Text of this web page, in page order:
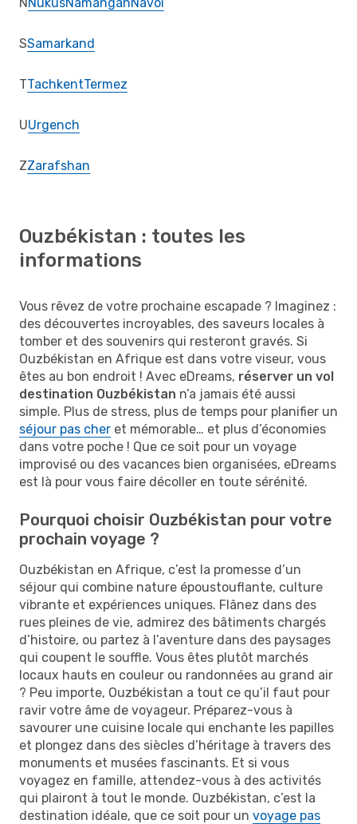
SSamarkand
TTachkentTermez
UUrgench
ZZarafshan
Ouzbékistan : toutes les
informations
Vous rêvez de votre prochaine escapade ? Imaginez :
des découvertes incroyables, des saveurs locales à
tomber et des souvenirs qui resteront gravés. Si
Ouzbékistan en Afrique est dans votre viseur, vous
êtes au bon endroit ! Avec eDreams, réserver un vol
destination Ouzbékistan n’a jamais été aussi
simple. Plus de stress, plus de temps pour planifier un
séjour pas cher et mémorable… et plus d’économies
dans votre poche ! Que ce soit pour un voyage
improvisé ou des vacances bien organisées, eDreams
est là pour vous faire décoller en toute sérénité.
Pourquoi choisir Ouzbékistan pour votre
prochain voyage ?
Ouzbékistan en Afrique, c’est la promesse d’un
séjour qui combine nature époustouflante, culture
vibrante et expériences uniques. Flânez dans des
rues pleines de vie, admirez des bâtiments chargés
d’histoire, ou partez à l’aventure dans des paysages
qui coupent le souffle. Vous êtes plutôt marchés
locaux hauts en couleur ou randonnées au grand air
? Peu importe, Ouzbékistan a tout ce qu’il faut pour
ravir votre âme de voyageur. Préparez-vous à
savourer une cuisine locale qui enchante les papilles
et plongez dans des siècles d’héritage à travers des
monuments et musées fascinants. Et si vous
voyagez en famille, attendez-vous à des activités
qui plairont à tout le monde. Ouzbékistan, c’est la
destination idéale, que ce soit pour un voyage pas